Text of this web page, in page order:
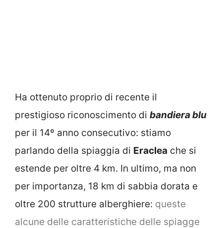
Ha ottenuto proprio di recente il
prestigioso riconoscimento di bandiera blu
per il 14º anno consecutivo: stiamo
parlando della spiaggia di Eraclea che si
estende per oltre 4 km. In ultimo, ma non
per importanza, 18 km di sabbia dorata e
oltre 200 strutture alberghiere: queste
alcune delle caratteristiche delle spiagge